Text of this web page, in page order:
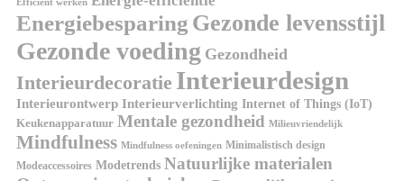
Efficiënt werken
Energiebesparing Gezonde levensstijl
Gezonde voeding Gezondheid
Interieurdecoratie Interieurdesign
Interieurontwerp Interieurverlichting Internet of Things (IoT)
Keukenapparatuur Mentale gezondheid Milieuvriendelijk
Mindfulness Mindfulness oefeningen Minimalistisch design
Modeaccessoires Modetrends Natuurlijke materialen